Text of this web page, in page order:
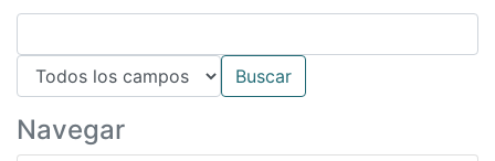
Navegar